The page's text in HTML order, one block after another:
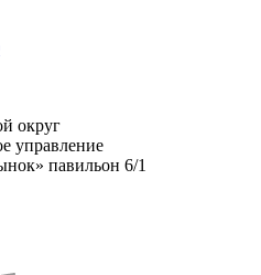
округ
управление
павильон 6/1